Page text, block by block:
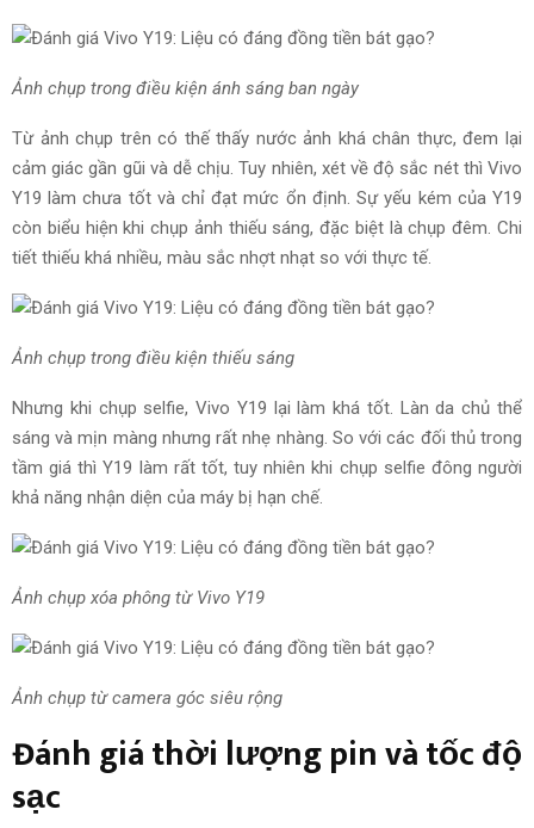
Ảnh chụp trong điều kiện ánh sáng ban ngày
Từ ảnh chụp trên có thế thấy nước ảnh khá chân thực, đem lại
cảm giác gần gũi và dễ chịu. Tuy nhiên, xét về độ sắc nét thì Vivo
Y19 làm chưa tốt và chỉ đạt mức ổn định. Sự yếu kém của Y19
còn biểu hiện khi chụp ảnh thiếu sáng, đặc biệt là chụp đêm. Chi
tiết thiếu khá nhiều, màu sắc nhợt nhạt so với thực tế.
Ảnh chụp trong điều kiện thiếu sáng
Nhưng khi chụp selfie, Vivo Y19 lại làm khá tốt. Làn da chủ thể
sáng và mịn màng nhưng rất nhẹ nhàng. So với các đối thủ trong
tầm giá thì Y19 làm rất tốt, tuy nhiên khi chụp selfie đông người
khả năng nhận diện của máy bị hạn chế.
Ảnh chụp xóa phông từ Vivo Y19
Ảnh chụp từ camera góc siêu rộng
Đánh giá thời lượng pin và tốc độ
sạc